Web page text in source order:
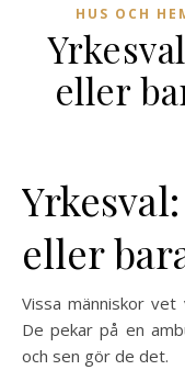
HUS OCH
eller
eller
Vissa människor vet vad de vill bli redan som femåringar.
De pekar på en
och sen gör de det.